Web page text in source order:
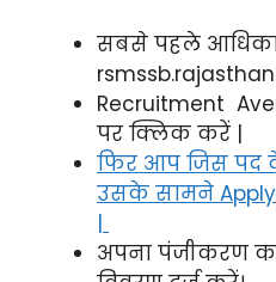
सबसे पहले
Recruitment
पर क्लिक करें |
फिर आप जिस पद
उसके सामने
|
अपना पंजीकरण